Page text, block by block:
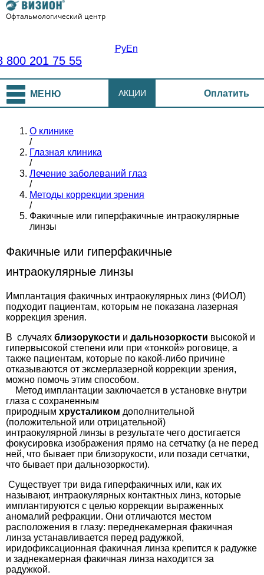
Офтальмологический центр
РуEn
800 201 75 55
МЕНЮ Оплатить
АКЦИИ
О клинике
/
Глазная клиника
/
Лечение заболеваний глаз
/
Методы коррекции зрения
/
Факичные или гиперфакичные интраокулярные
линзы
Факичные или гиперфакичные
интраокулярные линзы
Имплантация факичных интраокулярных линз (ФИОЛ)
подходит пациентам, которым не показана лазерная
коррекция зрения.
В случаях близорукости и дальнозоркости высокой и
гипервысокой степени или при «тонкой» роговице, а
также пациентам, которые по какой-либо причине
отказываются от эксмерлазерной коррекции зрения,
можно помочь этим способом.
Метод имплантации заключается в установке внутри
глаза с сохраненным
природным хрусталиком дополнительной
(положительной или отрицательной)
интраокулярной линзы в результате чего достигается
фокусировка изображения прямо на сетчатку (а не перед
ней, что бывает при близорукости, или позади сетчатки,
что бывает при дальнозоркости).
Существует три вида гиперфакичных или, как их
называют, интраокулярных контактных линз, которые
имплантируются с целью коррекции выраженных
аномалий рефракции. Они отличаются местом
расположения в глазу: переднекамерная факичная
линза устанавливается перед радужкой,
иридофиксационная факичная линза крепится к радужке
и заднекамерная факичная линза находится за
радужкой.